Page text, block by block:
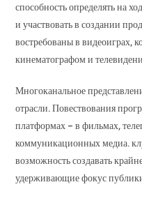
способность определять на
и участвовать в создании
востребованы в видеоиграх,
кинематографом и
Многоканальное
отрасли. Повествования
платформах – в фильмах,
коммуникационных медиа.
возможность создавать
удерживающие фокус